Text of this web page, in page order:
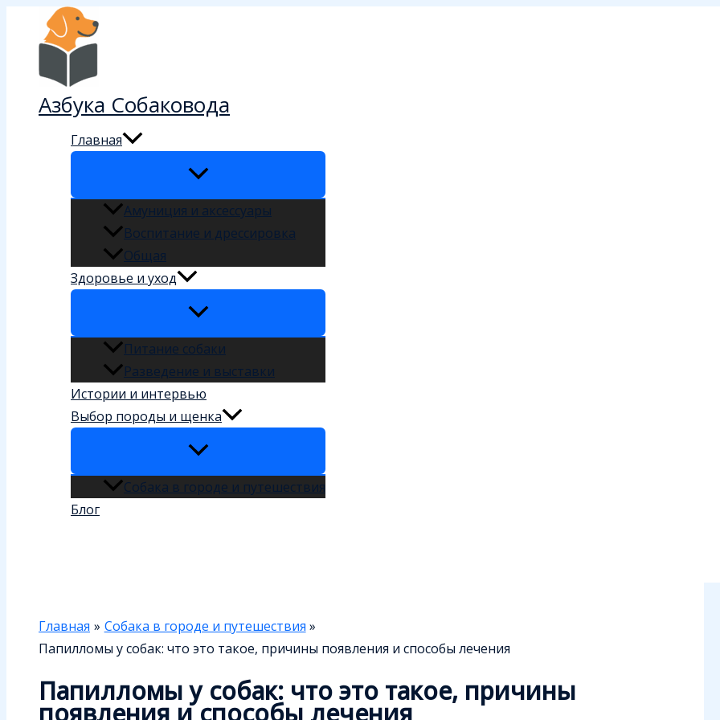
Перейти
Азбука Собаковода
Главная
Амуниция и аксессуары
Воспитание и дрессировка
Общая
Здоровье и уход
Питание собаки
Разведение и выставки
Истории и интервью
Выбор породы и щенка
Собака в городе и путешествия
Блог
Главная
Собака в городе и путешествия
Папилломы у собак: что это такое, причины появления и способы лечения
Папилломы у собак: что это такое, причины
появления и способы лечения